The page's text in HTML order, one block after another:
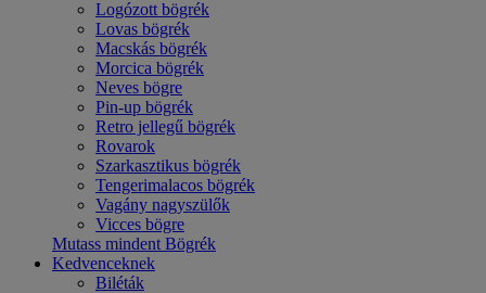
Logózott bögrék
Lovas bögrék
Macskás bögrék
Morcica bögrék
Neves bögre
Pin-up bögrék
Retro jellegű bögrék
Rovarok
Szarkasztikus bögrék
Tengerimalacos bögrék
Vagány nagyszülők
Vicces bögre
Mutass mindent Bögrék
Kedvenceknek
Biléták